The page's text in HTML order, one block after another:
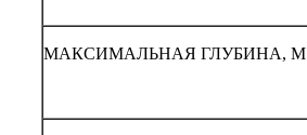
МАКСИМАЛЬНАЯ ГЛУБИНА, М